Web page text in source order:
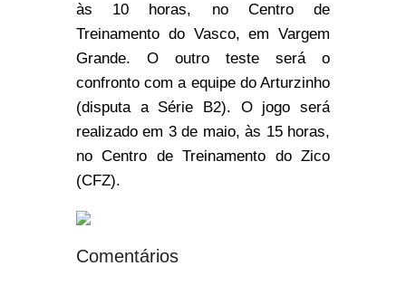
às 10 horas, no Centro de
Treinamento do Vasco, em Vargem
Grande. O outro teste será o
confronto com a equipe do Arturzinho
(disputa a Série B2). O jogo será
realizado em 3 de maio, às 15 horas,
no Centro de Treinamento do Zico
(CFZ).
Comentários